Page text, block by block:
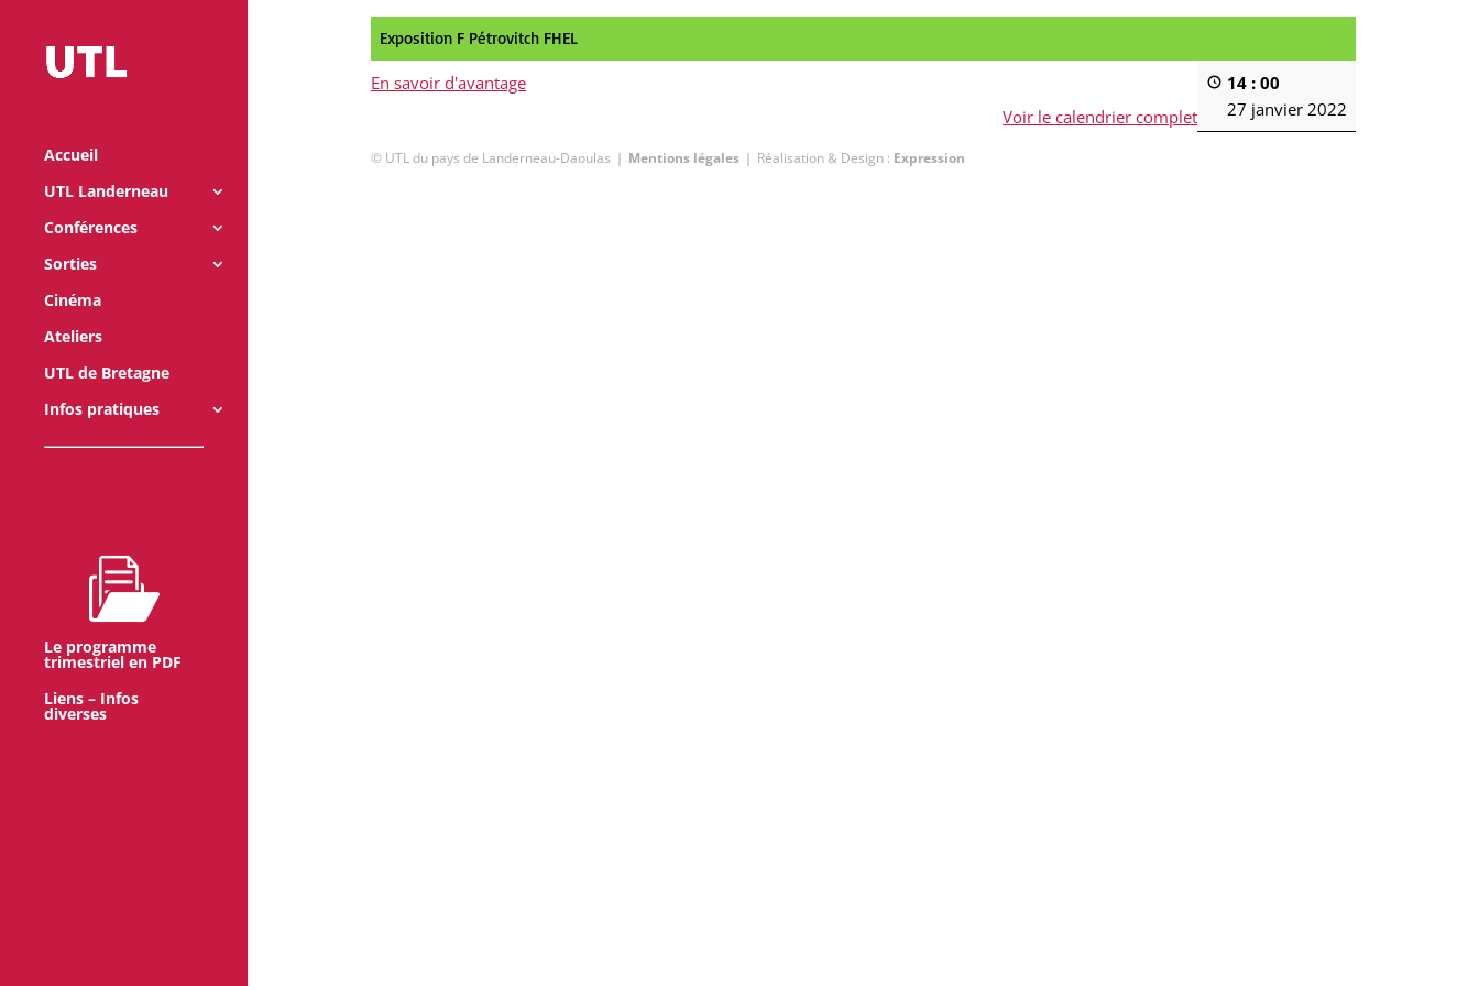
Accueil
UTL Landerneau
Conférences
Sorties
Cinéma
Ateliers
UTL de Bretagne
Infos pratiques
Le programme
trimestriel en PDF
Liens – Infos
diverses
Exposition F Pétrovitch FHEL
14 : 00
27 janvier 2022
En savoir d'avantage
Voir le calendrier complet
© UTL du pays de Landerneau-Daoulas ❘ Mentions légales❘ Réalisation & Design : Expression